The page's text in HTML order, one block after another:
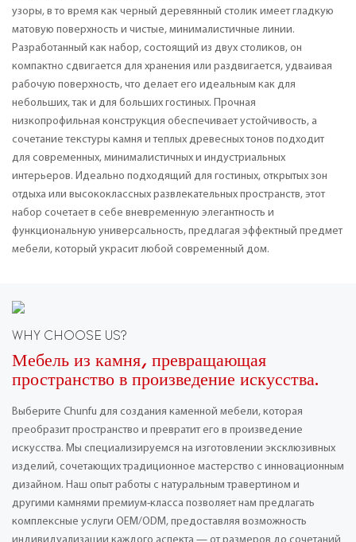
узоры, в то время как черный деревянный столик имеет гладкую
матовую поверхность и чистые, минималистичные линии.
Разработанный как набор, состоящий из двух столиков, он
компактно сдвигается для хранения или раздвигается, удваивая
рабочую поверхность, что делает его идеальным как для
небольших, так и для больших гостиных. Прочная
низкопрофильная конструкция обеспечивает устойчивость, а
сочетание текстуры камня и теплых древесных тонов подходит
для современных, минималистичных и индустриальных
интерьеров. Идеально подходящий для гостиных, открытых зон
отдыха или высококлассных развлекательных пространств, этот
набор сочетает в себе вневременную элегантность и
функциональную универсальность, предлагая эффектный предмет
мебели, который украсит любой современный дом.
WHY CHOOSE US?
Мебель из камня, превращающая
пространство в произведение искусства.
Выберите Chunfu для создания каменной мебели, которая
преобразит пространство и превратит его в произведение
искусства. Мы специализируемся на изготовлении эксклюзивных
изделий, сочетающих традиционное мастерство с инновационным
дизайном. Наш опыт работы с натуральным травертином и
другими камнями премиум-класса позволяет нам предлагать
комплексные услуги OEM/ODM, предоставляя возможность